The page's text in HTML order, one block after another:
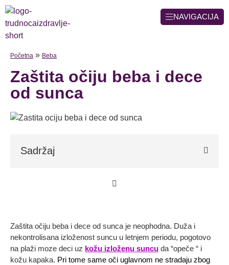
NAVIGACIJA
Početna » Beba
Zaštita očiju beba i dece
od sunca
Sadržaj
Zaštita očiju beba i dece od sunca je neophodna. Duža i
nekontrolisana izloženost suncu u letnjem periodu, pogotovo
na plaži moze deci uz kožu izloženu suncu da “opeče “ i
kožu kapaka. Pri tome same oči uglavnom ne stradaju zbog